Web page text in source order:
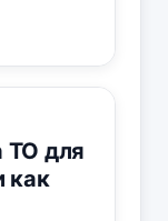
ТО для
как